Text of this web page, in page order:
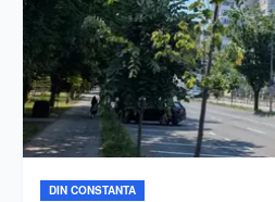
DIN CONSTANTA